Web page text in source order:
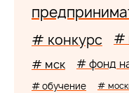
# конкурс #
# мск # фонд
# обучение #